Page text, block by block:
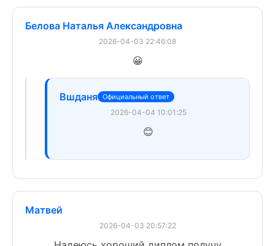
Белова Наталья Александровна
2026-04-03 22:46:08
😀
Вшданя Официальный ответ
2026-04-04 10:01:25
😊
Матвей
2026-04-03 20:57:22